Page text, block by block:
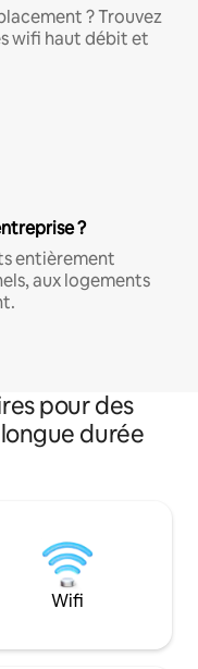
? Trouvez
wifi haut débit et
?
entièrement
aux logements
pour des
durée
Wifi